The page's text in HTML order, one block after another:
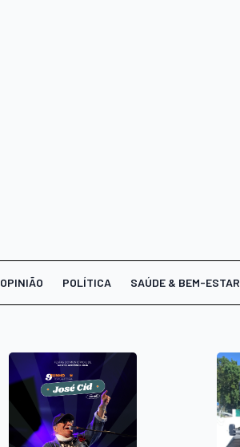
OPINIÃO POLÍTICA SAÚDE & BEM-ESTAR